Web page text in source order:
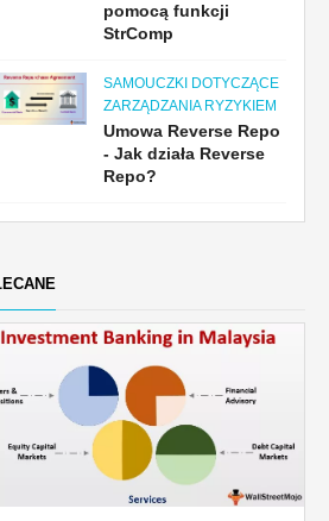
pomocą funkcji
StrComp
SAMOUCZKI DOTYCZĄCE
ZARZĄDZANIA RYZYKIEM
Umowa Reverse Repo
- Jak działa Reverse
Repo?